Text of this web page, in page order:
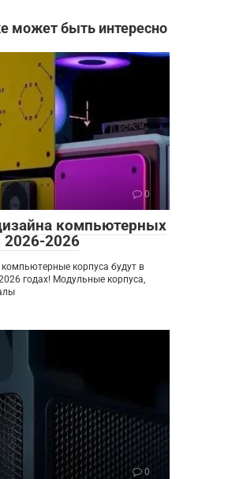
может быть интересно
0
компьютерных
2026-2026
компьютерные корпуса будут в
годах! Модульные корпуса,
0